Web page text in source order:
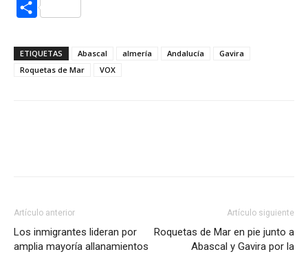
Compartir
ETIQUETAS Abascal almería Andalucía
Gavira
Roquetas de Mar
VOX
Artículo anterior
Los inmigrantes lideran por
amplia mayoría allanamientos
Artículo siguiente
Roquetas de Mar en pie junto a
Abascal y Gavira por la